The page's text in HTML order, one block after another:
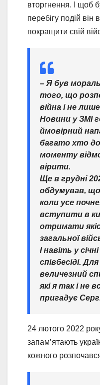
вторгнення. І щоб
перебігу подій
покращити свій
– Я був
того, що
війна і не
Новини у ЗМІ
ймовірний
багато хто
моменту
вірити.
Ще в грудні
обдумував,
коли усе
вступити в
отримати
загальної
І навіть у
співбесіді.
величезний
які я так і не
пригадує
24 лютого 2022
запам’ятають
кожного